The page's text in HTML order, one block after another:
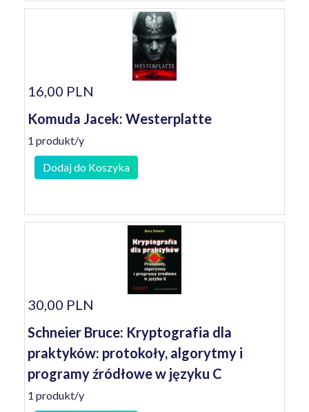
16,00 PLN
Komuda Jacek: Westerplatte
1 produkt/y
Dodaj do Koszyka
30,00 PLN
Schneier Bruce: Kryptografia dla
praktyków: protokoły, algorytmy i
programy źródłowe w języku C
1 produkt/y